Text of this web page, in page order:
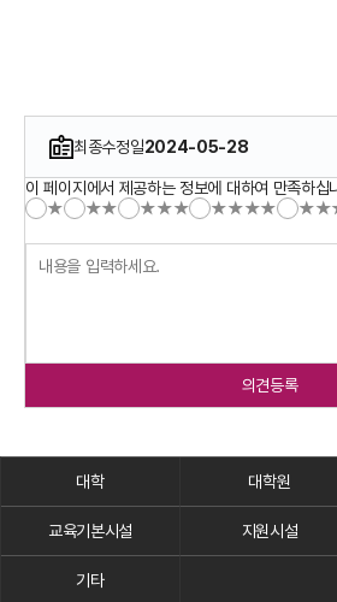
p
1
0
”
네
,
다
전
대
학
최종수정일2024-05-28
이 페이지에서 제공하는 정보에 대하여 만족하십
★
★★ ★★★ ★★★★
의견등록
대학 대학원
교육기본시설 지원시설
기타